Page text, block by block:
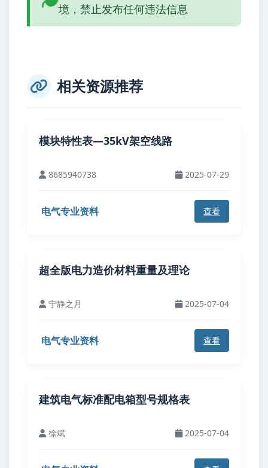
境，禁止发布任何违法信息
相关资源推荐
模块特性表—35kV架空线路
8685940738 2025-07-29
电气专业资料 查看
超全版电力造价材料重量及理论
宁静之月 2025-07-04
电气专业资料 查看
建筑电气标准配电箱型号规格表
徐斌 2025-07-04